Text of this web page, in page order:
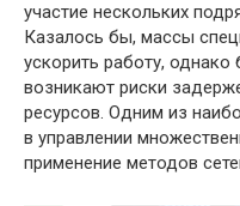
участие нескольких
Казалось бы, массы
ускорить работу,
возникают риски
ресурсов. Одним из
в управлении
применение методов